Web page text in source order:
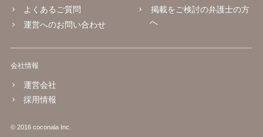
よくあるご質問
運営へのお問い合わせ
掲載をご検討の弁護士の方
へ
会社情報
運営会社
採用情報
© 2016 coconala Inc.